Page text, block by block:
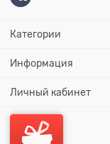
Категории
Информация
Личный кабинет